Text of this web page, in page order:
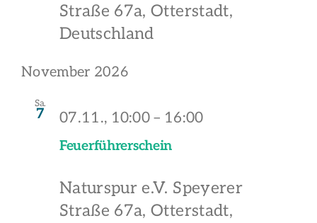
Straße 67a, Otterstadt,
Deutschland
November 2026
Sa.
7
Feuerführerschein
07.11., 10:00 – 16:00
Naturspur e.V. Speyerer
Straße 67a, Otterstadt,